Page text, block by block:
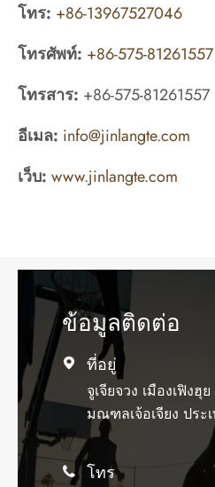
โทร: +86-13967527046
โทรศัพท์: +86-575-81261557
โทรสาร: +86-575-81261557
อีเมล: info@jinlangte.com
เว็บ: www.jinlangte.com
ข้อมูลติดต่อ
 ที่อยู่
จูเจียจวง เมืองเฟิงฮุ
มณฑลเจ้อเจียง ประ
 โทร